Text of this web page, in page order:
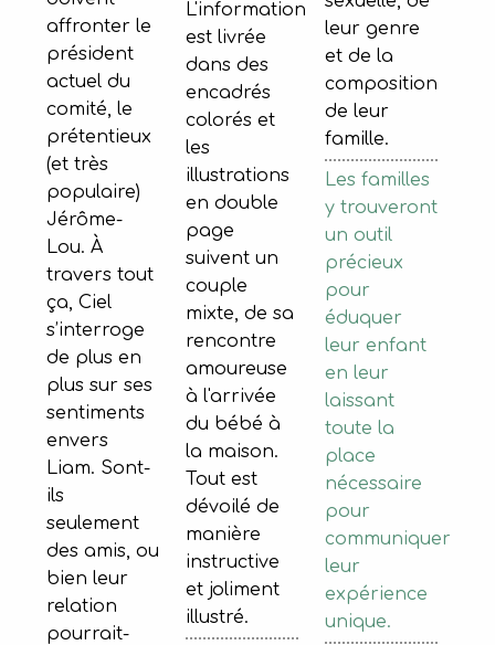
affronter le
président
actuel du
comité, le
prétentieux
(et très
populaire)
Jérôme-
Lou. À
travers tout
ça, Ciel
s’interroge
de plus en
plus sur ses
sentiments
envers
Liam. Sont-
ils
seulement
des amis, ou
bien leur
relation
pourrait-
L'information
est livrée
dans des
encadrés
colorés et
les
illustrations
en double
page
suivent un
couple
mixte, de sa
rencontre
amoureuse
à l'arrivée
du bébé à
la maison.
Tout est
dévoilé de
manière
instructive
et joliment
illustré.
leur genre
et de la
composition
de leur
famille.
Les familles
y trouveront
un outil
précieux
pour
éduquer
leur enfant
en leur
laissant
toute la
place
nécessaire
pour
communiquer
leur
expérience
unique.